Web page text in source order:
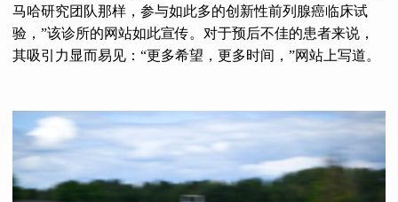
马哈研究团队那样，参与如此多的创新性前列腺癌临床试
验，”该诊所的网站如此宣传。对于预后不佳的患者来说，
其吸引力显而易见：“更多希望，更多时间，”网站上写道。